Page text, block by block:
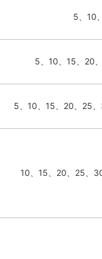
5、10
5、10、15、20
5、10、15、20、25
10、15、20、25、